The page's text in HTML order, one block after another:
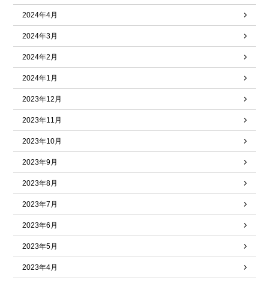
2024年4月
2024年3月
2024年2月
2024年1月
2023年12月
2023年11月
2023年10月
2023年9月
2023年8月
2023年7月
2023年6月
2023年5月
2023年4月